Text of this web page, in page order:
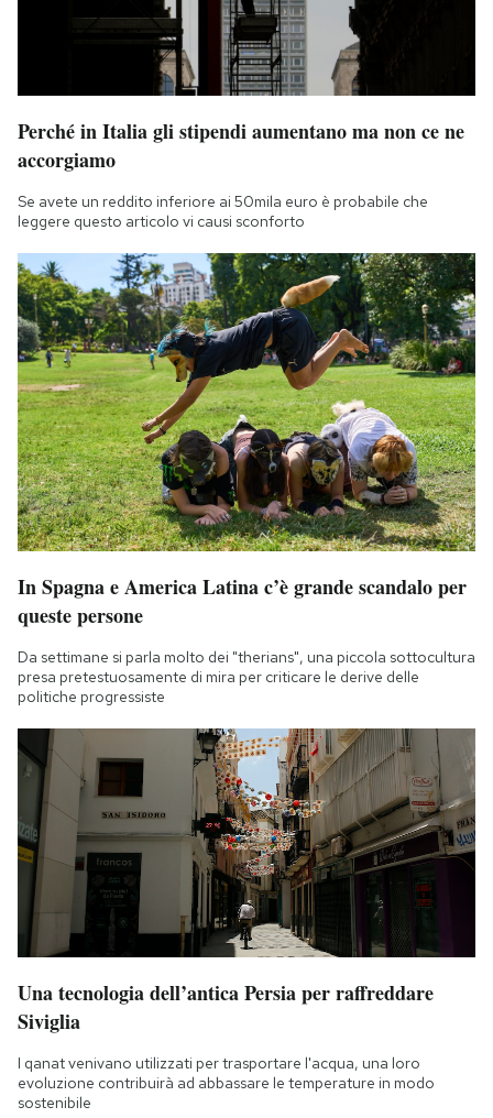
Perché in Italia gli stipendi aumentano ma non ce ne
accorgiamo
Se avete un reddito inferiore ai 50mila euro è probabile che
leggere questo articolo vi causi sconforto
In Spagna e America Latina c’è grande scandalo per
queste persone
Da settimane si parla molto dei "therians", una piccola sottocultura
presa pretestuosamente di mira per criticare le derive delle
politiche progressiste
Una tecnologia dell’antica Persia per raffreddare
Siviglia
I qanat venivano utilizzati per trasportare l'acqua, una loro
evoluzione contribuirà ad abbassare le temperature in modo
sostenibile